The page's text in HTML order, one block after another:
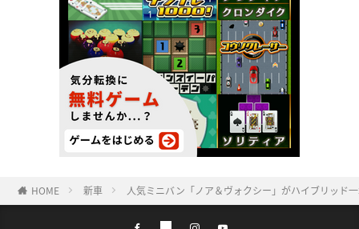
HOME 新車 人気ミニバン「ノア＆ヴォクシー」がハイブリッド